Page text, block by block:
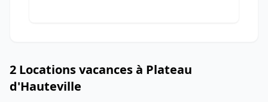
2 Locations vacances à Plateau
d'Hauteville